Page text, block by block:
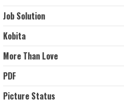
Job Solution
Kobita
More Than Love
PDF
Picture Status